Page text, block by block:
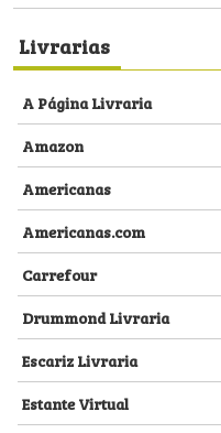
Livrarias
A Página Livraria
Amazon
Americanas
Americanas.com
Carrefour
Drummond Livraria
Escariz Livraria
Estante Virtual